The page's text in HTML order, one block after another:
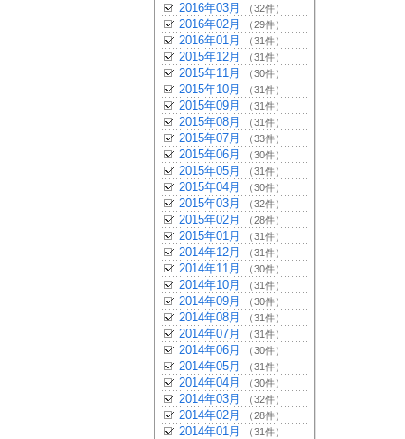
2016年03月 （32件）
2016年02月 （29件）
2016年01月 （31件）
2015年12月 （31件）
2015年11月 （30件）
2015年10月 （31件）
2015年09月 （31件）
2015年08月 （31件）
2015年07月 （33件）
2015年06月 （30件）
2015年05月 （31件）
2015年04月 （30件）
2015年03月 （32件）
2015年02月 （28件）
2015年01月 （31件）
2014年12月 （31件）
2014年11月 （30件）
2014年10月 （31件）
2014年09月 （30件）
2014年08月 （31件）
2014年07月 （31件）
2014年06月 （30件）
2014年05月 （31件）
2014年04月 （30件）
2014年03月 （32件）
2014年02月 （28件）
2014年01月 （31件）